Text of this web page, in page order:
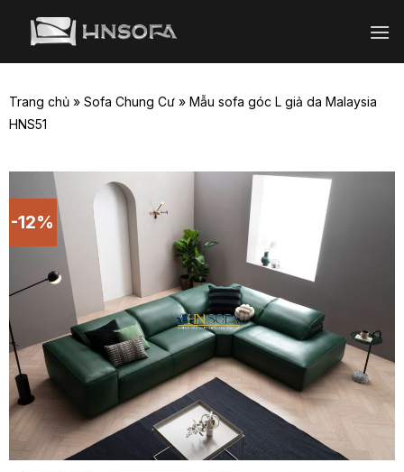
Trang chủ» Sofa Chung Cư» Mẫu sofa góc L giả da Malaysia
HNS51
-12%